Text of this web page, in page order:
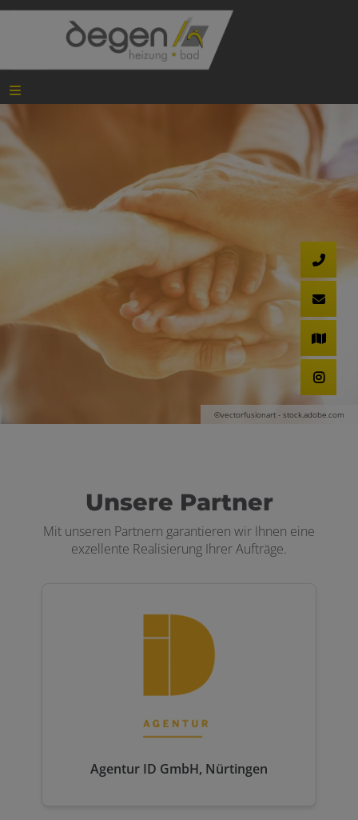
©vectorfusionart - stock.adobe.com
Unsere Partner
Mit unseren Partnern garantieren wir Ihnen eine
exzellente Realisierung Ihrer Aufträge.
Agentur ID GmbH, Nürtingen
schließen
öffnen und schließen